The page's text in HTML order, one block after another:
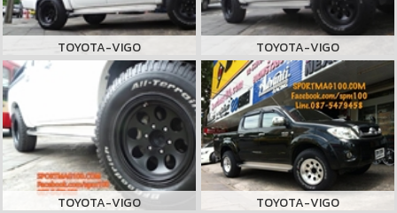
TOYOTA-VIGO TOYOTA-VIGO
TOYOTA-VIGO TOYOTA-VIGO